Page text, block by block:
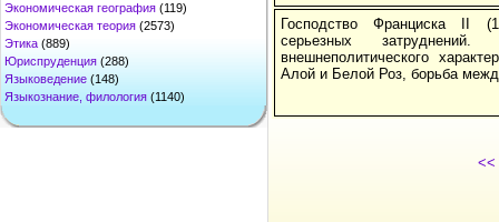
Экономическая география (119)
Экономическая теория (2573)
Этика (889)
Юриспруденция (288)
Языковедение (148)
Языкознание, филология (1140)
Господство Франциска II
серьезных
внешнеполитического
Алой и Белой Роз, борьба
<<